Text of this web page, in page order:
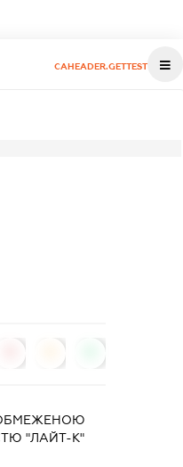
CAHEADER.GETTEST
"ЛАЙТ-К"